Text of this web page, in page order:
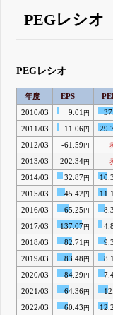
PEGレシオ
PEGレシオ
年度 EPS
2010/03
9.01 円
2011/03
11.06円
2012/03 -61.59 円
2013/03
-202.34円
2014/03
32.87円
2015/03
45.42 円
2016/03 65.25 円
2017/03 137.07円
2018/03 82.71 円
2019/03
83.48 円
2020/03 84.29 円
2021/03 64.36円
2022/03
60.43 円